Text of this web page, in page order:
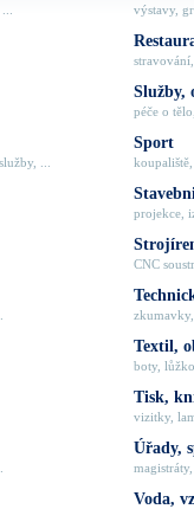
...
výstavy,
Služby,
péče o
Sport
projekce,
CNC
Textil,
boty,
Tisk,
vizitky,
Úřady,
Voda,